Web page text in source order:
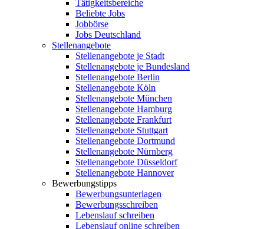
Tätigkeitsbereiche
Beliebte Jobs
Jobbörse
Jobs Deutschland
Stellenangebote
Stellenangebote je Stadt
Stellenangebote je Bundesland
Stellenangebote Berlin
Stellenangebote Köln
Stellenangebote München
Stellenangebote Hamburg
Stellenangebote Frankfurt
Stellenangebote Stuttgart
Stellenangebote Dortmund
Stellenangebote Nürnberg
Stellenangebote Düsseldorf
Stellenangebote Hannover
Bewerbungstipps
Bewerbungsunterlagen
Bewerbungsschreiben
Lebenslauf schreiben
Lebenslauf online schreiben